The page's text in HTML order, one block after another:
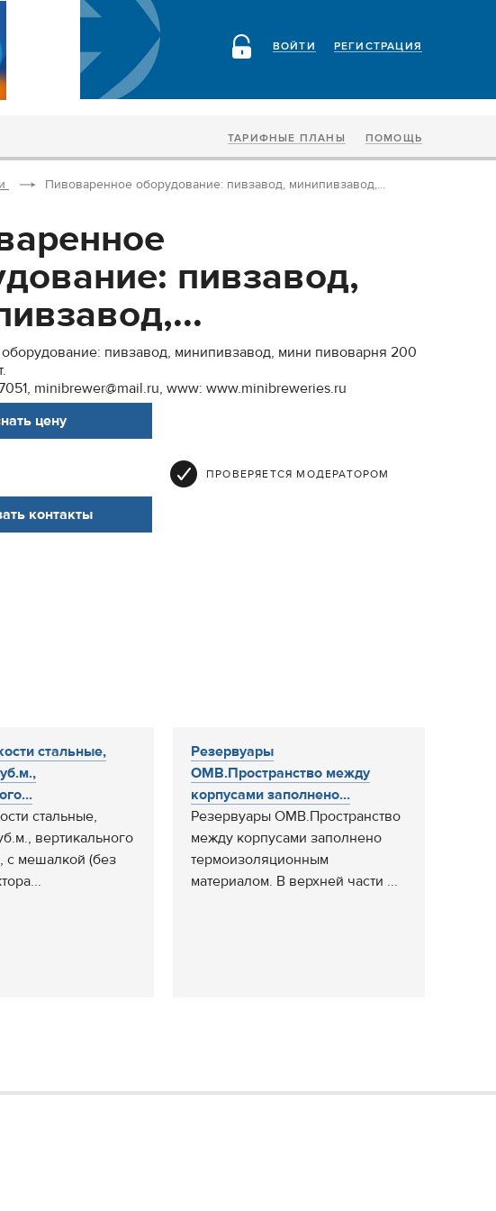
РЕГИСТРАЦИЯ
ВОЙТИ
ТАРИФНЫЕ ПЛАНЫ ПОМОЩЬ
Пивоваренное оборудование: пивзавод, минипивзавод,...
пивзавод,
пивзавод, минипивзавод, мини пивоварня 200
minibrewer@mail.ru, www: www.minibreweries.ru
цену
ПРОВЕРЯЕТСЯ МОДЕРАТОРОМ
контакты
стальные,
стальные,
вертикального
с мешалкой (без
Резервуары
ОМВ.Пространство между
корпусами заполнено...
Резервуары ОМВ.Пространство
между корпусами заполнено
термоизоляционным
материалом. В верхней части ...